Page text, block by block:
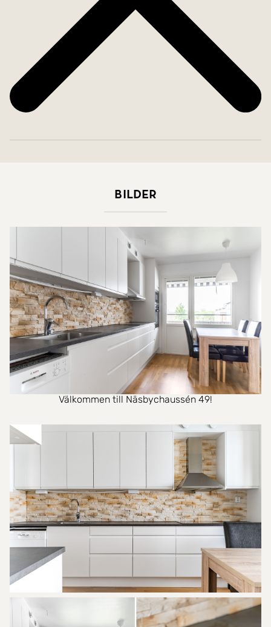
Bilder
Välkommen till Näsbychaussén 49!